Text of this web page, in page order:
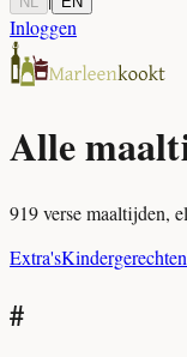
Inloggen
Alle
919 verse maaltijden,
Extra'sKindergerechten
#